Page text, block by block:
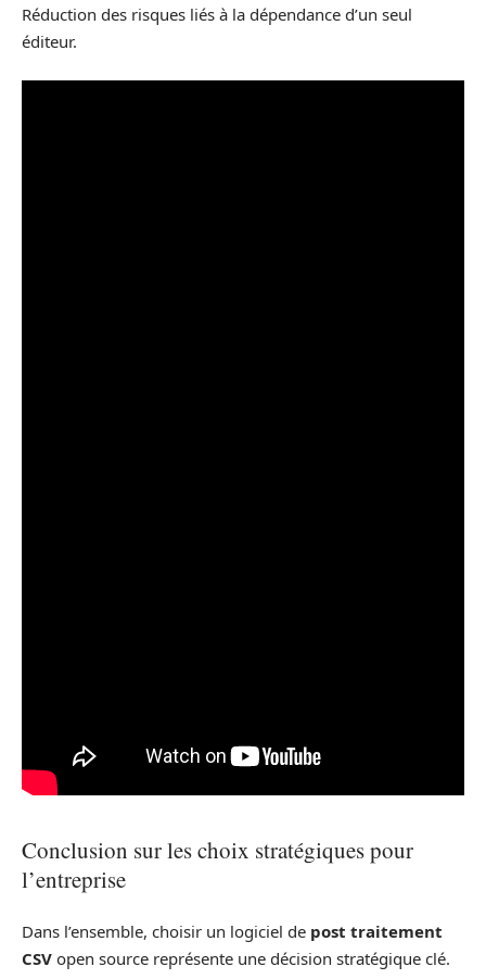
Réduction des risques liés à la dépendance d’un seul
éditeur.
Conclusion sur les choix stratégiques pour
l’entreprise
Dans l’ensemble, choisir un logiciel de post traitement
CSV open source représente une décision stratégique clé.